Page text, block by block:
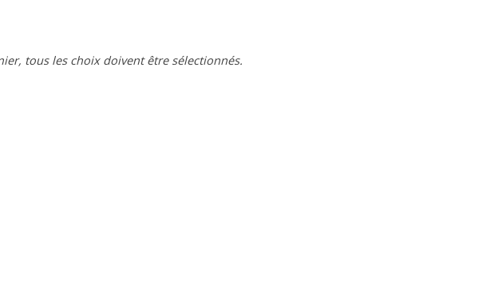
tous les choix doivent être sélectionnés.